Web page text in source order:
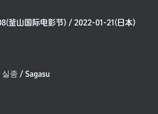
釜山国际电影节) / 2022-01-21(日本)
종 / Sagasu